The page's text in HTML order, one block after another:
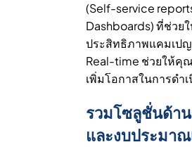
(Self-service
Dashboards) ที่ช่วย
ประสิทธิภาพแคมเป
Real-time ช่วยให้คุ
เพิ่มโอกาสในการดำ
รวมโซลูชั่นด้า
และงบประมา